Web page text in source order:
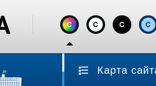
Карта